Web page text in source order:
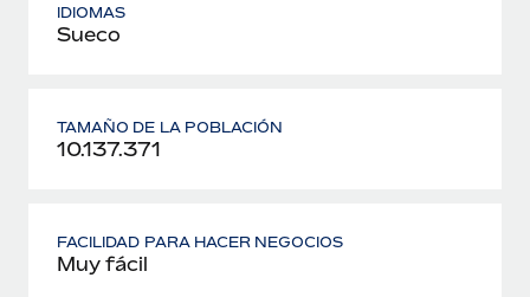
IDIOMAS
Sueco
TAMAÑO DE LA POBLACIÓN
10.137.371
FACILIDAD PARA HACER NEGOCIOS
Muy fácil